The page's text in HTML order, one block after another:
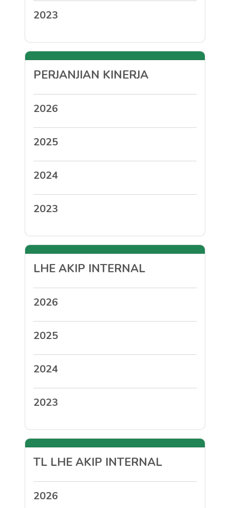
2023
PERJANJIAN KINERJA
2026
2025
2024
2023
LHE AKIP INTERNAL
2026
2025
2024
2023
TL LHE AKIP INTERNAL
2026